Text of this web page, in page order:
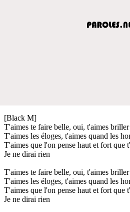
[Black M]
T'aimes te faire belle, oui, t'aimes
T'aimes les éloges, t'aimes quand les
T'aimes que l'on pense haut et fort que
Je ne dirai rien
T'aimes te faire belle, oui, t'aimes
T'aimes les éloges, t'aimes quand les
T'aimes que l'on pense haut et fort que
Je ne dirai rien